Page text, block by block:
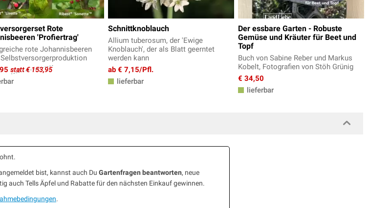
Rote
'Profiertrag'
rote Johannisbeeren
statt € 153,95
Schnittknoblauch
Allium tuberosum, der 'Ewige
Knoblauch', der als Blatt geerntet
werden kann
ab € 7,15/Pfl.
lieferbar
Der essbare Garten - Robuste
Gemüse und Kräuter für Beet und
Topf
Buch von Sabine Reber und Markus
Kobelt, Fotografien von Stöh Grünig
€ 34,50
lieferbar
bist, kannst auch Du Gartenfragen beantworten, neue
auch Tells Äpfel und Rabatte für den nächsten Einkauf gewinnen.
.